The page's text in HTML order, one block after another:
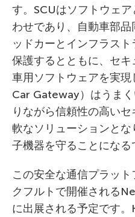
す。SCUはソフトウェ
わせであり、自動車部
ッドカーとインフラス
保護するとともに、セ
車用ソフトウェアを実
Car Gateway）はうま
りながら信頼性の高い
軟なソリューションと
子機器を守ることになる
この安全な通信プラッ
クフルトで開催される
に出展される予定です